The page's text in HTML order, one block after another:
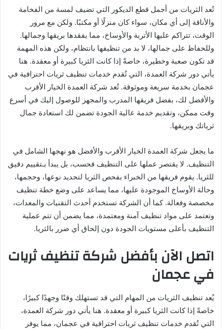
تُعد الثريات من أجمل قطع الديكور التي تضيف لمسة من الفخامة
والأناقة إلى أي مكان، سواء كان منزلًا أو مكتبًا. ولكن مع مرور
الوقت، تتراكم عليها الأتربة والأوساخ، مما يفقدها بريقها وجمالها.
وللحفاظ على جمالها، لا بد من تنظيفها بانتظام، ولكن هذه المهمة
قد تكون صعبة وخطيرة، خاصةً إذا كانت الثريا كبيرة أو معقدة. هنا
يأتي دور شركة العمدة، التي تُقدم خدمات تنظيف ثريات احترافية في
عجمان بخدمة سريعة وموثوقة. تُعد شركة العمدة الخيار الأقرب
والأفضل لك، بفضل فريقها المدرب والمجهز للوصول إليك في أسرع
وقت ممكن، وتقديم خدمة عالية الجودة تضمن لك استعادة جمال
ثرياتك وبريقها.
ما يجعل شركة العمدة الخيار الأقرب والأفضل هو نهجها الشامل في
التنظيف. لا يقتصر عملها على التنظيف فحسب، بل يبدأ بـتقييم دقيق
للثريا. يقوم فريقها من الخبراء بفحص الثريا لتحديد نوعها، وحجمها،
وحالة الأوساخ الموجودة عليها، مما يساعد على وضع خطة تنظيف
مخصصة وفعالة. كما أن الشركة تستخدم أحدث التقنيات والمعدات،
وتعتمد على مواد تنظيف آمنة ومعتمدة، مما يضمن أن تتم عملية
التنظيف بأعلى مستويات الجودة دون إلحاق أي ضرر بالثريا.
اتصل الآن بأفضل شركة تنظيف ثريات
في عجمان
يُعد تنظيف الثريات من المهام التي قد تستهلك وقتًا وجهدًا كبيرًا،
خاصةً إذا كانت الثريا كبيرة أو معقدة. هنا يأتي دور شركة العمدة،
التي تُقدم خدمات تنظيف ثريات احترافية في عجمان، مما يوفر